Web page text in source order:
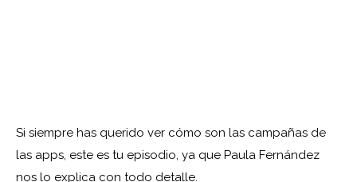
Si siempre has querido ver cómo son las campañas de
las apps, este es tu episodio, ya que Paula Fernández
nos lo explica con todo detalle.